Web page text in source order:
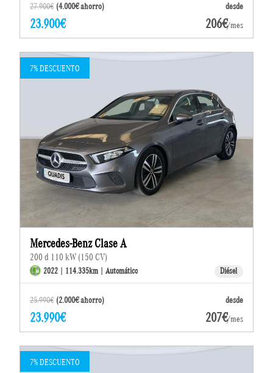
27.900€ (4.000€ ahorro) desde
23.900€ 206€/mes
7% DESCUENTO
Mercedes-Benz Clase A
200 d 110 kW (150 CV)
2022 | 114.335km | Automático Diésel
25.990€ (2.000€ ahorro) desde
23.990€ 207€/mes
7% DESCUENTO